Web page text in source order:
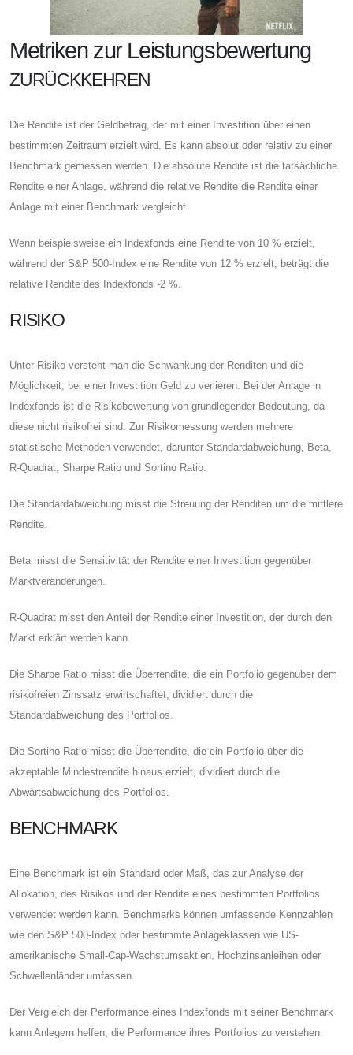
Metriken zur Leistungsbewertung
ZURÜCKKEHREN
Die Rendite ist der Geldbetrag, der mit einer Investition über einen
bestimmten Zeitraum erzielt wird. Es kann absolut oder relativ zu einer
Benchmark gemessen werden. Die absolute Rendite ist die tatsächliche
Rendite einer Anlage, während die relative Rendite die Rendite einer
Anlage mit einer Benchmark vergleicht.
Wenn beispielsweise ein Indexfonds eine Rendite von 10 % erzielt,
während der S&P 500-Index eine Rendite von 12 % erzielt, beträgt die
relative Rendite des Indexfonds -2 %.
RISIKO
Unter Risiko versteht man die Schwankung der Renditen und die
Möglichkeit, bei einer Investition Geld zu verlieren. Bei der Anlage in
Indexfonds ist die Risikobewertung von grundlegender Bedeutung, da
diese nicht risikofrei sind. Zur Risikomessung werden mehrere
statistische Methoden verwendet, darunter Standardabweichung, Beta,
R-Quadrat, Sharpe Ratio und Sortino Ratio.
Die Standardabweichung misst die Streuung der Renditen um die mittlere
Rendite.
Beta misst die Sensitivität der Rendite einer Investition gegenüber
Marktveränderungen.
R-Quadrat misst den Anteil der Rendite einer Investition, der durch den
Markt erklärt werden kann.
Die Sharpe Ratio misst die Überrendite, die ein Portfolio gegenüber dem
risikofreien Zinssatz erwirtschaftet, dividiert durch die
Standardabweichung des Portfolios.
Die Sortino Ratio misst die Überrendite, die ein Portfolio über die
akzeptable Mindestrendite hinaus erzielt, dividiert durch die
Abwärtsabweichung des Portfolios.
BENCHMARK
Eine Benchmark ist ein Standard oder Maß, das zur Analyse der
Allokation, des Risikos und der Rendite eines bestimmten Portfolios
verwendet werden kann. Benchmarks können umfassende Kennzahlen
wie den S&P 500-Index oder bestimmte Anlageklassen wie US-
amerikanische Small-Cap-Wachstumsaktien, Hochzinsanleihen oder
Schwellenländer umfassen.
Der Vergleich der Performance eines Indexfonds mit seiner Benchmark
kann Anlegern helfen, die Performance ihres Portfolios zu verstehen.